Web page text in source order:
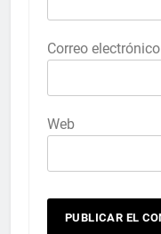
Correo electrónico
Web